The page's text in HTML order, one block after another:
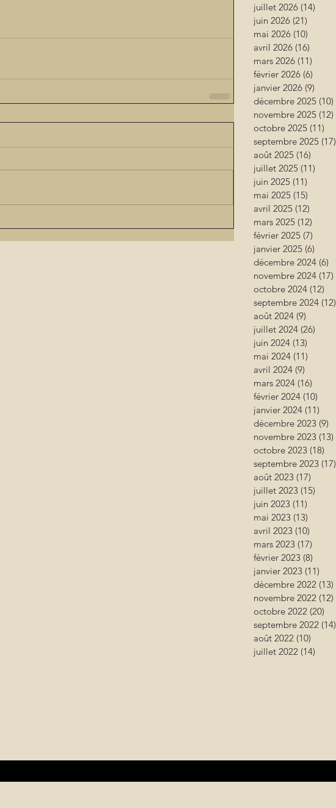
juillet 2026 (14)
juin 2026 (21)
mai 2026 (10)
avril 2026 (16)
mars 2026 (11)
février 2026 (6)
janvier 2026 (9)
décembre 2025 (10)
novembre 2025 (12)
octobre 2025 (11)
septembre 2025 (17)
août 2025 (16)
juillet 2025 (11)
juin 2025 (11)
mai 2025 (15)
avril 2025 (12)
mars 2025 (12)
février 2025 (7)
janvier 2025 (6)
décembre 2024 (6)
novembre 2024 (17)
octobre 2024 (12)
septembre 2024 (12)
août 2024 (9)
juillet 2024 (26)
juin 2024 (13)
mai 2024 (11)
avril 2024 (9)
mars 2024 (16)
février 2024 (10)
janvier 2024 (11)
décembre 2023 (9)
novembre 2023 (13)
octobre 2023 (18)
septembre 2023 (17)
août 2023 (17)
juillet 2023 (15)
juin 2023 (11)
mai 2023 (13)
avril 2023 (10)
mars 2023 (17)
février 2023 (8)
janvier 2023 (11)
décembre 2022 (13)
novembre 2022 (12)
octobre 2022 (20)
septembre 2022 (14)
août 2022 (10)
juillet 2022 (14)